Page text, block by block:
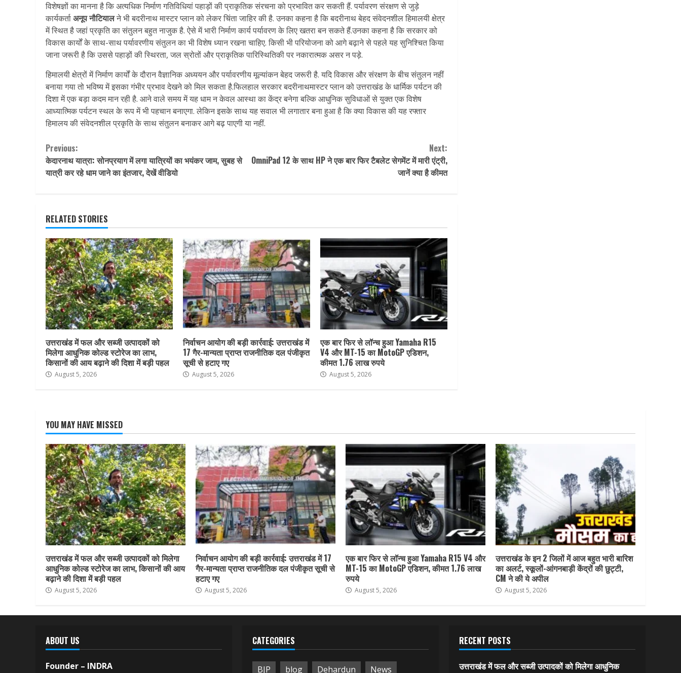
विशेषज्ञों का मानना है कि अत्यधिक निर्माण गतिविधियां पहाड़ों की प्राकृतिक संरचना को प्रभावित कर सकती हैं. पर्यावरण संरक्षण से जुड़े
कार्यकर्ताअनूप नौटियालने भी बदरीनाथ मास्टर प्लान को लेकर चिंता जाहिर की है. उनका कहना है कि बदरीनाथ बेहद संवेदनशील हिमालयी क्षेत्र
में स्थित है जहां प्रकृति का संतुलन बहुत नाजुक है. ऐसे में भारी निर्माण कार्य पर्यावरण के लिए खतरा बन सकते हैं.उनका कहना है कि सरकार को
विकास कार्यों के साथ-साथ पर्यावरणीय संतुलन का भी विशेष ध्यान रखना चाहिए. किसी भी परियोजना को आगे बढ़ाने से पहले यह सुनिश्चित किया
जाना जरूरी है कि उससे पहाड़ों की स्थिरता, जल स्रोतों और प्राकृतिक पारिस्थितिकी पर नकारात्मक असर न पड़े.
हिमालयी क्षेत्रों में निर्माण कार्यों के दौरान वैज्ञानिक अध्ययन और पर्यावरणीय मूल्यांकन बेहद जरूरी है. यदि विकास और संरक्षण के बीच संतुलन नहीं
बनाया गया तो भविष्य में इसका गंभीर प्रभाव देखने को मिल सकता है.फिलहाल सरकार बदरीनाथमास्टर प्लान को उत्तराखंड के धार्मिक पर्यटन की
दिशा में एक बड़ा कदम मान रही है. आने वाले समय में यह धाम न केवल आस्था का केंद्र बनेगा बल्कि आधुनिक सुविधाओं से युक्त एक विशेष
आध्यात्मिक पर्यटन स्थल के रूप में भी पहचान बनाएगा. लेकिन इसके साथ यह सवाल भी लगातार बना हुआ है कि क्या विकास की यह रफ्तार
हिमालय की संवेदनशील प्रकृति के साथ संतुलन बनाकर आगे बढ़ पाएगी या नहीं.
Continue
Reading
Previous:
केदारनाथ यात्रा: सोनप्रयाग में लगा यात्रियों का भयंकर जाम, सुबह से
यात्री कर रहे धाम जाने का इंतजार, देखें वीडियो
Next:
OmniPad 12 के साथ HP ने एक बार फिर टैबलेट सेगमेंट में मारी एंट्री,
जानें क्या है कीमत
RELATED STORIES
उत्तराखंड में फल और सब्जी उत्पादकों को
मिलेगा आधुनिक कोल्ड स्टोरेज का लाभ,
किसानों की आय बढ़ाने की दिशा में बड़ी पहल
August 5, 2026
निर्वाचन आयोग की बड़ी कार्रवाई: उत्तराखंड में
17 गैर-मान्यता प्राप्त राजनीतिक दल पंजीकृत
सूची से हटाए गए
August 5, 2026
एक बार फिर से लॉन्च हुआ Yamaha R15
V4 और MT-15 का MotoGP एडिशन,
कीमत 1.76 लाख रुपये
August 5, 2026
YOU MAY HAVE MISSED
उत्तराखंड में फल और सब्जी उत्पादकों को मिलेगा
आधुनिक कोल्ड स्टोरेज का लाभ, किसानों की आय
बढ़ाने की दिशा में बड़ी पहल
August 5, 2026
निर्वाचन आयोग की बड़ी कार्रवाई: उत्तराखंड में 17
गैर-मान्यता प्राप्त राजनीतिक दल पंजीकृत सूची से
हटाए गए
August 5, 2026
एक बार फिर से लॉन्च हुआ Yamaha R15 V4 और
MT-15 का MotoGP एडिशन, कीमत 1.76 लाख
रुपये
August 5, 2026
उत्तराखंड के इन 2 जिलों में आज बहुत भारी बारिश
का अलर्ट, स्कूलों-आंगनबाड़ी केंद्रों की छुट्टी,
CM ने की ये अपील
August 5, 2026
ABOUT US
Founder – INDRA
CATEGORIES
BJP blog Dehardun News
RECENT POSTS
उत्तराखंड में फल और सब्जी उत्पादकों को मिलेगा आधुनिक